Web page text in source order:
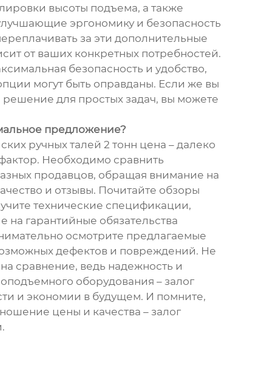
высоты подъема, а также
эргономику и безопасность
за эти дополнительные
от ваших конкретных потребностей.
безопасность и удобство,
могут быть оправданы. Если же вы
для простых задач, вы можете
предложение?
ручных талей 2 тонн цена – далеко
Необходимо сравнить
продавцов, обращая внимание на
и отзывы. Почитайте обзоры
технические спецификации,
на гарантийные обязательства
осмотрите предлагаемые
дефектов и повреждений. Не
сравнение, ведь надежность и
оборудования – залог
и экономии в будущем. И помните,
цены и качества – залог